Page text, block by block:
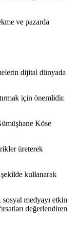
ve pazarda
dijital dünyada
için önemlidir.
Köse
üreterek
kullanarak
medyayı etkin
değerlendiren